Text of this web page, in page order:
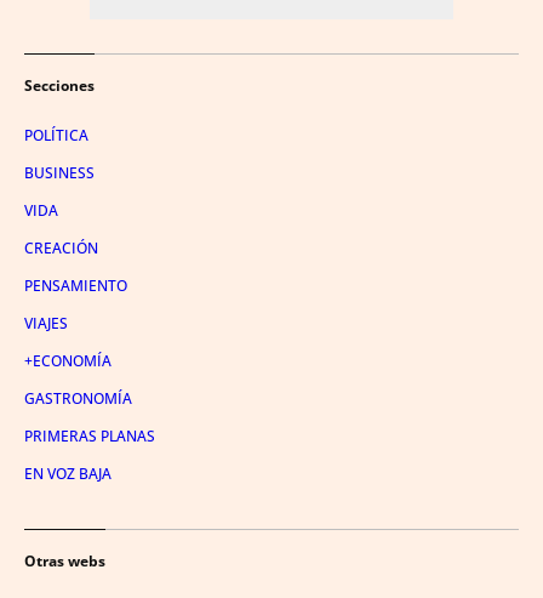
Secciones
POLÍTICA
BUSINESS
VIDA
CREACIÓN
PENSAMIENTO
VIAJES
+ECONOMÍA
GASTRONOMÍA
PRIMERAS PLANAS
EN VOZ BAJA
Otras webs